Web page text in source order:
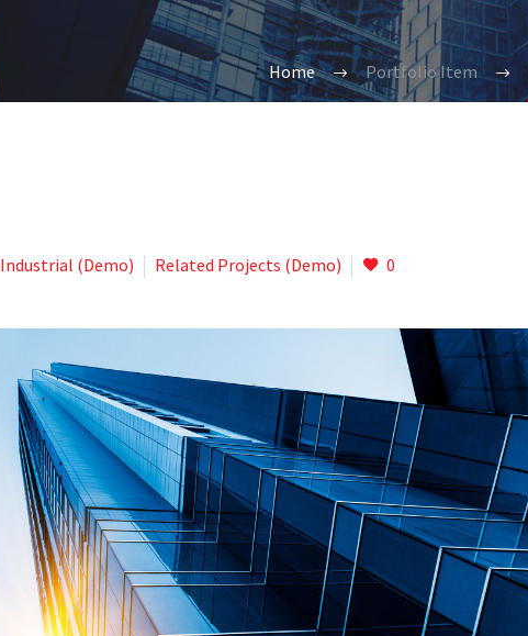
Home Portfolio Item
Industrial (Demo) Related Projects (Demo) 0